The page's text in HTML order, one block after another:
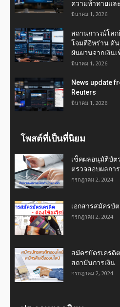
ความท้าทายแล
มีนาคม 1, 2026
สถานการณ์โลก
โจมตีอิหร่าน ดั
ผันผวนจากเงินเ
มีนาคม 1, 2026
News update
Reuters
มีนาคม 1, 2026
โพสต์ที่เป็นที่นิยม
เช็คผลอนุมัติบัต
ตรวจสอบผลกา
กรกฎาคม 2, 2024
เอกสารสมัครบั
กรกฎาคม 2, 2024
สมัครบัตรเครดิ
สถาบันการเงิน
กรกฎาคม 2, 2024